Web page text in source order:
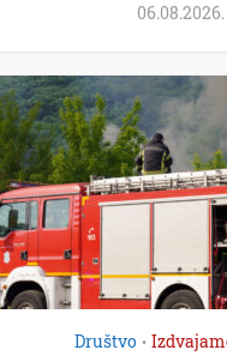
06.08.2026.
Društvo •